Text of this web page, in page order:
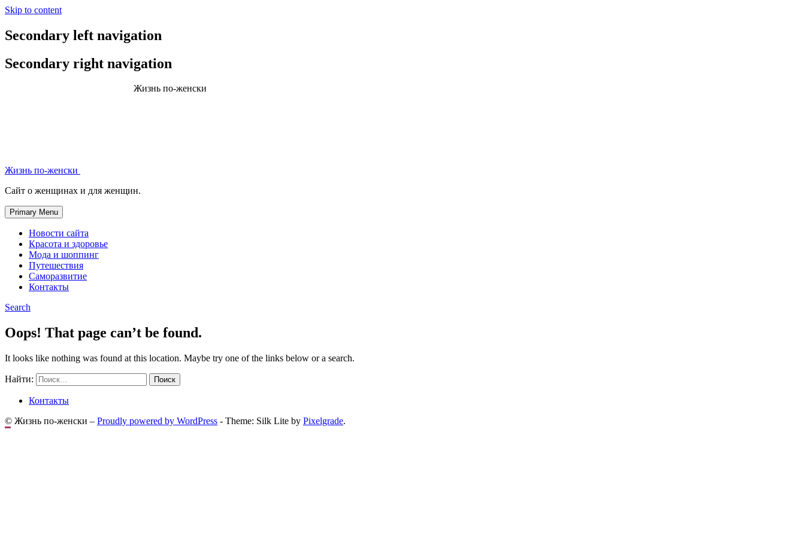
Skip to content
Secondary left navigation
Secondary right navigation
Жизнь по-женски
Жизнь по-женски
Сайт о женщинах и для женщин.
Primary Menu
Новости сайта
Красота и здоровье
Мода и шоппинг
Путешествия
Саморазвитие
Контакты
Search
Oops! That page can’t be found.
It looks like nothing was found at this location. Maybe try one of the links below or a search.
Найти:
Контакты
© Жизнь по-женски – Proudly powered by WordPress - Theme: Silk Lite by Pixelgrade.